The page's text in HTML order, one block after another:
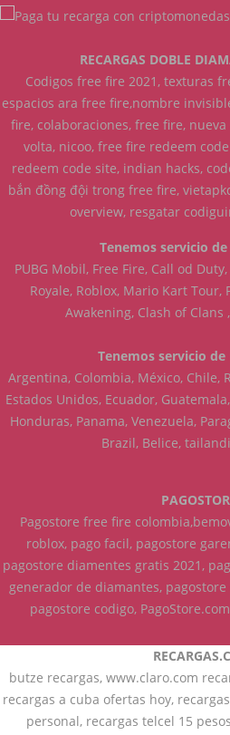
RECARGAS DOBLE
Codigos free fire 2021, texturas
espacios ara free fire,nombre
fire, colaboraciones, free fire,
volta, nicoo, free fire redeem
redeem code site, indian hacks,
bắn đồng đội trong free fire,
overview, resgatar
Tenemos servicio
PUBG Mobil, Free Fire, Call od
Royale, Roblox, Mario Kart Tour,
Awakening, Clash of Clans
Tenemos servicio de
Argentina, Colombia, México, Chile,
Estados Unidos, Ecuador,
Honduras, Panama, Venezuela,
Brazil, Belice,
Pagostore free fire
roblox, pago facil, pagostore
pagostore diamentes gratis 2021,
generador de diamantes,
pagostore codigo,
butze recargas, www.claro.com
recargas a cuba ofertas hoy,
personal, recargas telcel 15